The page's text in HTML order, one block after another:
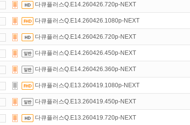
자녀보호기능 으로 가족과 함께 투디스크를 이용하세요~
정액제할인쿠폰 사용방법안내
숨어있는 카드 마일리지 조회하고100% 무료충전!
출석체크이벤트!매일매일출석체크!
다큐플러스Q.E14.260426.720p-NEXT
다큐플러스Q.E14.260426.1080p-NEXT
다큐플러스Q.E14.260426.720p-NEXT
다큐플러스Q.E14.260426.450p-NEXT
다큐플러스Q.E14.260426.360p-NEXT
다큐플러스Q.E13.260419.1080p-NEXT
다큐플러스Q.E13.260419.450p-NEXT
다큐플러스Q.E13.260419.720p-NEXT